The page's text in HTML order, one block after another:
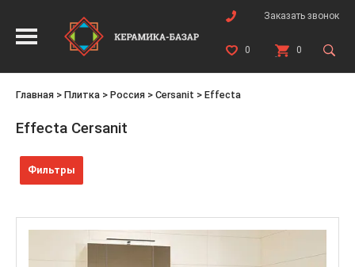
Заказать звонок
0 0
Главная > Плитка > Россия > Cersanit > Effecta
Effecta Cersanit
Фильтры